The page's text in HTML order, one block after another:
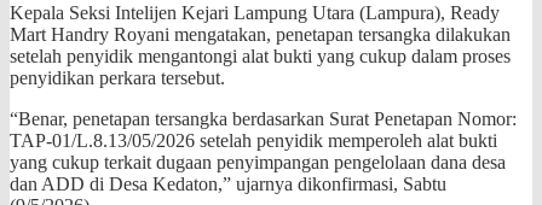
Kepala Seksi Intelijen Kejari Lampung Utara (Lampura), Ready
Mart Handry Royani mengatakan, penetapan tersangka dilakukan
setelah penyidik mengantongi alat bukti yang cukup dalam proses
penyidikan perkara tersebut.
“Benar, penetapan tersangka berdasarkan Surat Penetapan Nomor:
TAP-01/L.8.13/05/2026 setelah penyidik memperoleh alat bukti
yang cukup terkait dugaan penyimpangan pengelolaan dana desa
dan ADD di Desa Kedaton,” ujarnya dikonfirmasi, Sabtu